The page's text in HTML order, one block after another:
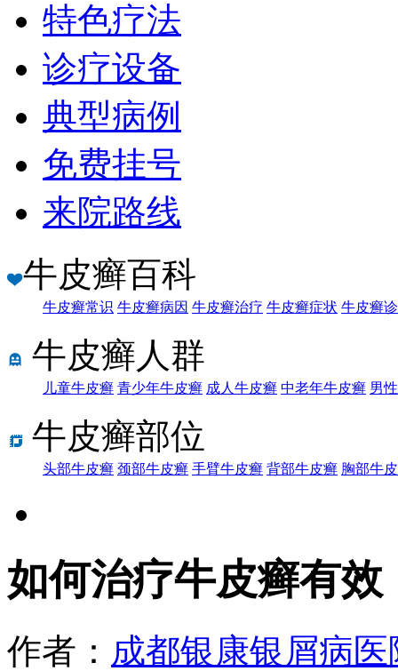
特色疗法
诊疗设备
典型病例
免费挂号
来院路线
牛皮癣百科
牛皮癣常识 牛皮癣病因 牛皮癣治疗 牛皮癣症状 牛皮癣
牛皮癣人群
儿童牛皮癣 青少年牛皮癣 成人牛皮癣 中老年牛皮癣 男
牛皮癣部位
头部牛皮癣 颈部牛皮癣 手臂牛皮癣 背部牛皮癣 胸部牛
如何治疗牛皮癣有效
作者： 成都银康银屑病医